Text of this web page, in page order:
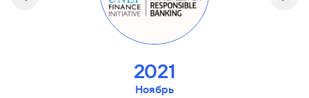
2021
Ноябрь